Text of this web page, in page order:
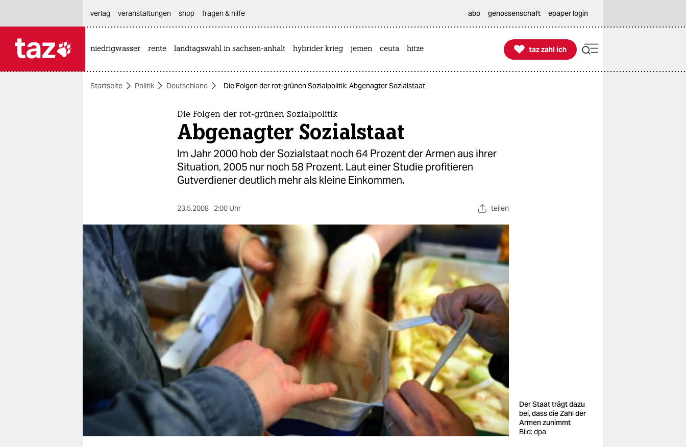
themen
berlin
nord
wahrheit
verlag
verlag
veranstaltungen
fragen & hilfe
unterstützen
abo
genossenschaft
verlag
veranstaltungen shop fragen & hilfe abo genossenschaft epaper login
niedrigwasser rente landtagswahl in sachsen-anhalt hybrider krieg jemen ceuta hitze 
taz zahl ich
taz zahl ich
Startseite Politik Deutschland Die Folgen der rot-grünen Sozialpolitik: Abgenagter Sozialstaat
Die Folgen der rot-grünen Sozialpolitik
Abgenagter Sozialstaat
Im Jahr 2000 hob der Sozialstaat noch 64 Prozent der Armen aus ihrer
Situation, 2005 nur noch 58 Prozent. Laut einer Studie profitieren
Gutverdiener deutlich mehr als kleine Einkommen.
23.5.2008 2:00 Uhr teilen
Der Staat trägt dazu
bei, dass die Zahl der
Armen zunimmt
Bild: dpa